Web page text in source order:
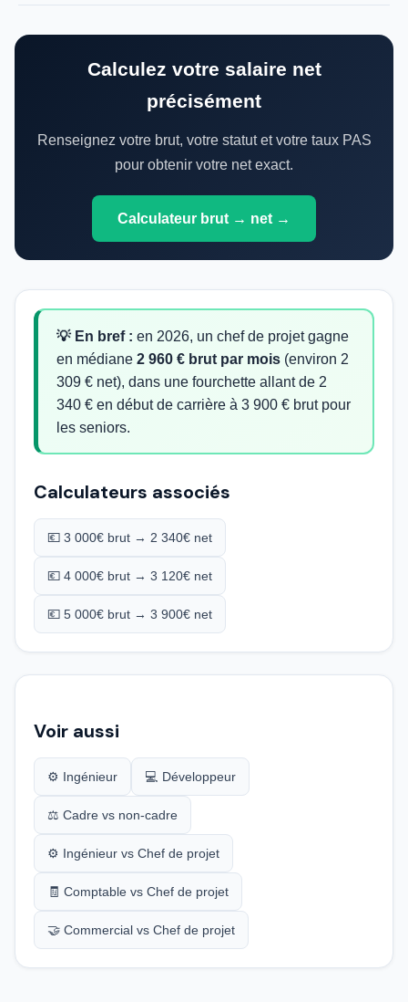
Calculez votre salaire net
précisément
Renseignez votre brut, votre statut et votre taux PAS
pour obtenir votre net exact.
Calculateur brut → net →
💡 En bref : en 2026, un chef de projet gagne
en médiane 2 960 € brut par mois (environ 2
309 € net), dans une fourchette allant de 2
340 € en début de carrière à 3 900 € brut pour
les seniors.
Calculateurs associés
💶 3 000€ brut → 2 340€ net
💶 4 000€ brut → 3 120€ net
💶 5 000€ brut → 3 900€ net
Voir aussi
⚙️ Ingénieur 💻 Développeur
⚖️ Cadre vs non-cadre
⚙️ Ingénieur vs Chef de projet
🧾 Comptable vs Chef de projet
🤝 Commercial vs Chef de projet